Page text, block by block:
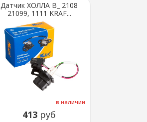
Датчик ХОЛЛА В_ 2108
21099, 1111 KRAF...
в наличии
413 руб